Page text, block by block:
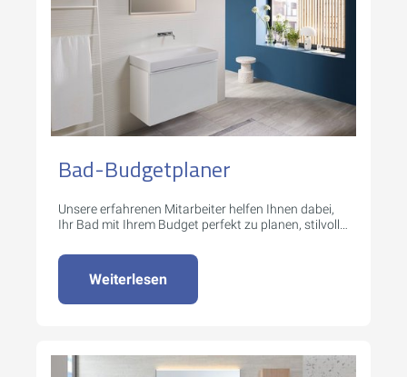
Bad-Budgetplaner
Unsere erfahrenen Mitarbeiter helfen Ihnen dabei,
Ihr Bad mit Ihrem Budget perfekt zu planen, stilvoll
Weiterlesen